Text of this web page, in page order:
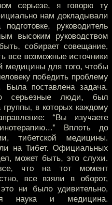
серьезе, я говорю ту
нам докладывали
руководитель
высоким руководством
собирает совещание,
все возможные источники
медицины для того, чтобы
победить проблему
Была поставлена задача.
серьезные люди, был
группы, в которых каждому
“Вы изучаете
Вплоть до
тибетской медицины.
на Тибет. Официальных
может быть, это слухи.
все, что на тот момент
все взяли в оборот,
ни было удивительно,
наука и медицина.